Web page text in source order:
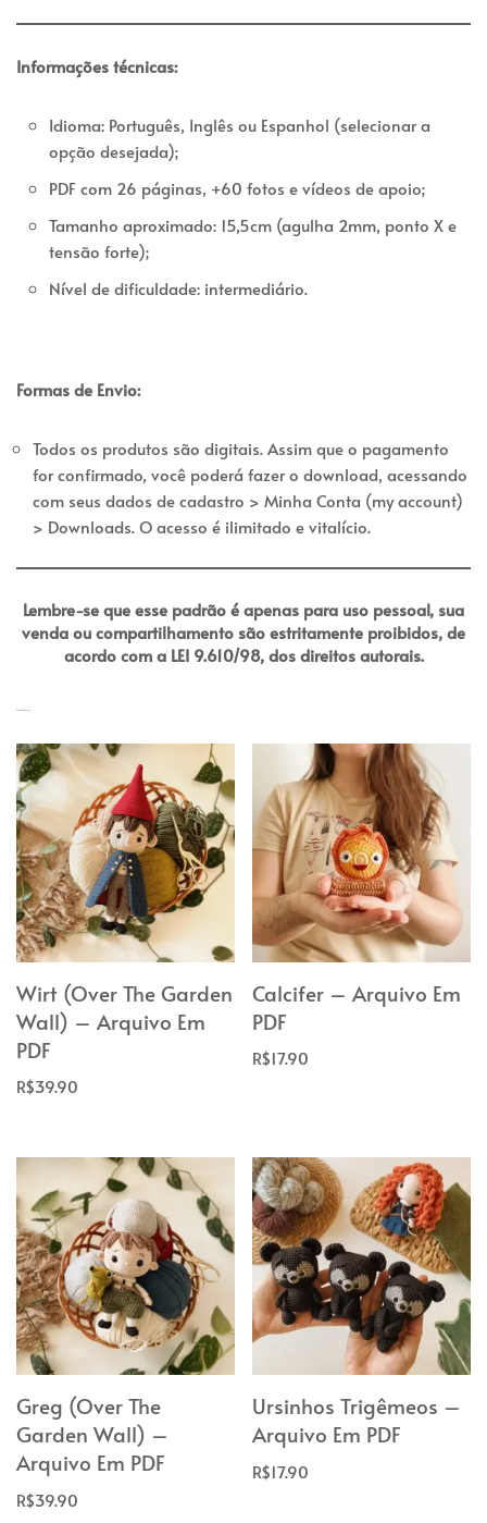
Informações técnicas:
Idioma: Português, Inglês ou Espanhol (selecionar a
opção desejada);
PDF com 26 páginas, +60 fotos e vídeos de apoio;
Tamanho aproximado: 15,5cm (agulha 2mm, ponto X e
tensão forte);
Nível de dificuldade: intermediário.
Formas de Envio:
Todos os produtos são digitais. Assim que o pagamento
for confirmado, você poderá fazer o download, acessando
com seus dados de cadastro > Minha Conta (my account)
> Downloads. O acesso é ilimitado e vitalício.
Lembre-se que esse padrão é apenas para uso pessoal, sua
venda ou compartilhamento são estritamente proibidos, de
acordo com a LEI 9.610/98, dos direitos autorais.
Wirt (Over The Garden
Wall) – Arquivo Em
PDF
R$39.90
Calcifer – Arquivo Em
PDF
R$17.90
Greg (Over The
Garden Wall) –
Arquivo Em PDF
R$39.90
Ursinhos Trigêmeos –
Arquivo Em PDF
R$17.90